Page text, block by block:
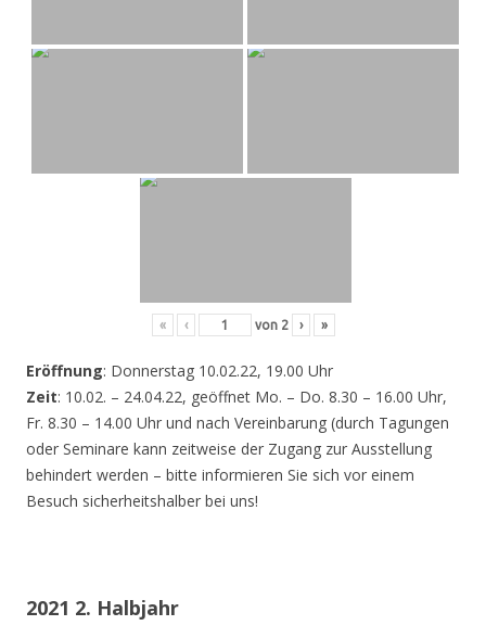
« ‹ von 2 › »
Eröffnung: Donnerstag 10.02.22, 19.00 Uhr
Zeit: 10.02. – 24.04.22, geöffnet Mo. – Do. 8.30 – 16.00 Uhr,
Fr. 8.30 – 14.00 Uhr und nach Vereinbarung (durch Tagungen
oder Seminare kann zeitweise der Zugang zur Ausstellung
behindert werden – bitte informieren Sie sich vor einem
Besuch sicherheitshalber bei uns!
2021 2. Halbjahr